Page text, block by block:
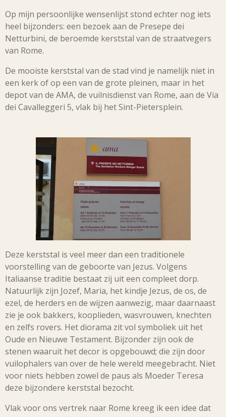
Op mijn persoonlijke wensenlijst stond echter nog iets
heel bijzonders: een bezoek aan de Presepe dei
Netturbini, de beroemde kerststal van de straatvegers
van Rome.
De mooiste kerststal van de stad vind je namelijk niet in
een kerk of op een van de grote pleinen, maar in het
depot van de AMA, de vuilnisdienst van Rome, aan de Via
dei Cavalleggeri 5, vlak bij het Sint-Pietersplein.
Deze kerststal is veel meer dan een traditionele
voorstelling van de geboorte van Jezus. Volgens
Italiaanse traditie bestaat zij uit een compleet dorp.
Natuurlijk zijn Jozef, Maria, het kindje Jezus, de os, de
ezel, de herders en de wijzen aanwezig, maar daarnaast
zie je ook bakkers, kooplieden, wasvrouwen, knechten
en zelfs rovers. Het diorama zit vol symboliek uit het
Oude en Nieuwe Testament. Bijzonder zijn ook de
stenen waaruit het decor is opgebouwd; die zijn door
vuilophalers van over de hele wereld meegebracht. Niet
voor niets hebben zowel de paus als Moeder Teresa
deze bijzondere kerststal bezocht.
Vlak voor ons vertrek naar Rome kreeg ik een idee dat